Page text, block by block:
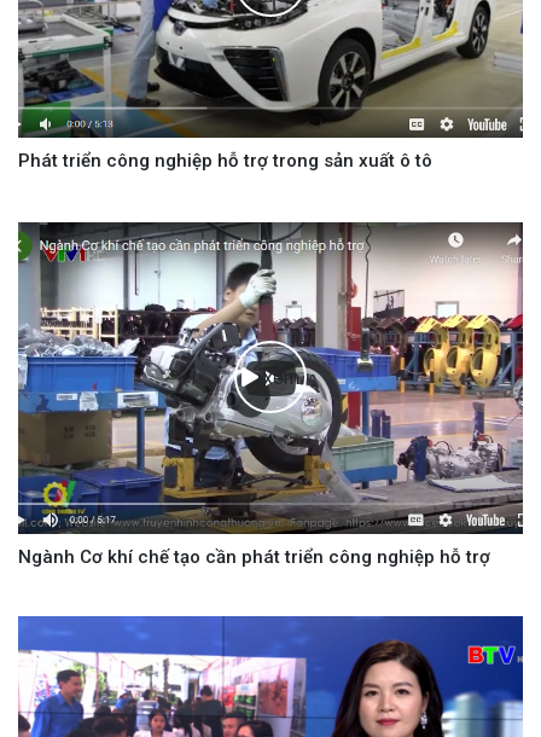
Phát triển công nghiệp hỗ trợ trong sản xuất ô tô
xem
Ngành Cơ khí chế tạo cần phát triển công nghiệp hỗ trợ